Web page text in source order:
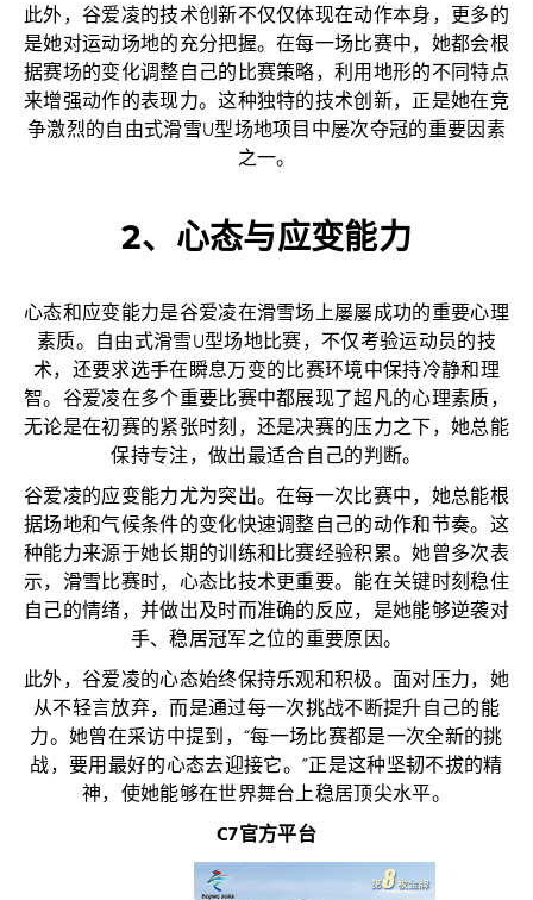
此外，谷爱凌的技术创新不仅仅体现在动作本身，更多的
是她对运动场地的充分把握。在每一场比赛中，她都会根
据赛场的变化调整自己的比赛策略，利用地形的不同特点
来增强动作的表现力。这种独特的技术创新，正是她在竞
争激烈的自由式滑雪U型场地项目中屡次夺冠的重要因素
之一。
2、心态与应变能力
心态和应变能力是谷爱凌在滑雪场上屡屡成功的重要心理
素质。自由式滑雪U型场地比赛，不仅考验运动员的技
术，还要求选手在瞬息万变的比赛环境中保持冷静和理
智。谷爱凌在多个重要比赛中都展现了超凡的心理素质，
无论是在初赛的紧张时刻，还是决赛的压力之下，她总能
保持专注，做出最适合自己的判断。
谷爱凌的应变能力尤为突出。在每一次比赛中，她总能根
据场地和气候条件的变化快速调整自己的动作和节奏。这
种能力来源于她长期的训练和比赛经验积累。她曾多次表
示，滑雪比赛时，心态比技术更重要。能在关键时刻稳住
自己的情绪，并做出及时而准确的反应，是她能够逆袭对
手、稳居冠军之位的重要原因。
此外，谷爱凌的心态始终保持乐观和积极。面对压力，她
从不轻言放弃，而是通过每一次挑战不断提升自己的能
力。她曾在采访中提到，“每一场比赛都是一次全新的挑
战，要用最好的心态去迎接它。”正是这种坚韧不拔的精
神，使她能够在世界舞台上稳居顶尖水平。
C7官方平台